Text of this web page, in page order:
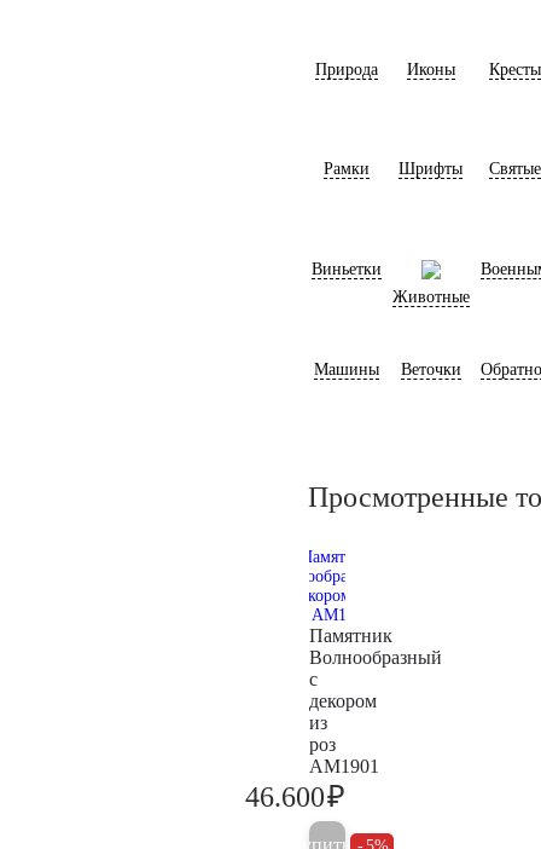
Природа Иконы Кресты
Рамки Шрифты Святые
Виньетки
Животные
Машины Веточки
Просмотренные
Памятник
Волнообразный
с
декором
из
роз
AM1901
46.600₽
Купить